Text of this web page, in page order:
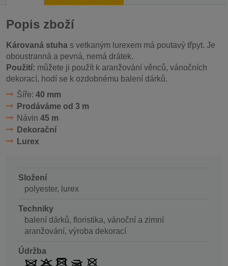
Popis zboží
Károvaná stuha s vetkaným lurexem má poutavý třpyt. Je
oboustranná a pevná, nemá drátek.
Použití: můžete ji použít k aranžování věnců, vánočních
dekorací, hodí se k ozdobnému balení dárků.
Šíře: 40 mm
Prodáváme od 3 m
Návin 45 m
Dekorační
Lurex
Složení
polyester, lurex
Techniky
balení dárků, floristika, vánoční a zimní
aranžování, výroba dekorací
Údržba